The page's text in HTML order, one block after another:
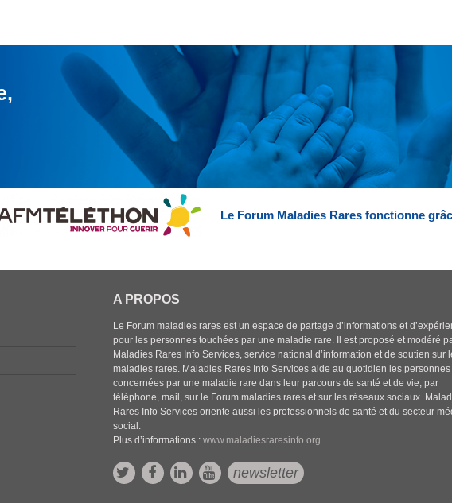
Le Forum Maladies Rares fonctionne
A PROPOS
Le Forum maladies rares est un espace de partage d’informations et
pour les personnes touchées par une maladie rare. Il est proposé et modéré
Maladies Rares Info Services, service national d’information et de soutien sur
maladies rares. Maladies Rares Info Services aide au quotidien les personnes
concernées par une maladie rare dans leur parcours de santé et de vie, par
téléphone, mail, sur le Forum maladies rares et sur les réseaux sociaux.
Rares Info Services oriente aussi les professionnels de santé et du secteur
social.
Plus d’informations :www.maladiesraresinfo.org
newsletter